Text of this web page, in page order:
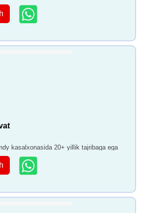
kasalxonasida 20+ yillik tajribaga ega